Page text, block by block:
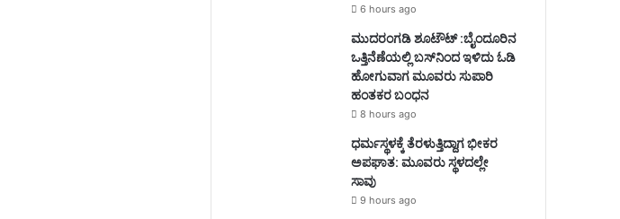
6 hours ago
ಮುದರಂಗಡಿ ಶೂಟೌಟ್ :ಬೈಂದೂರಿನ
ಒತ್ತಿನೆಣೆಯಲ್ಲಿ ಬಸ್‌ನಿಂದ ಇಳಿದು ಓಡಿ
ಹೋಗುವಾಗ ಮೂವರು ಸುಪಾರಿ
ಹಂತಕರ ಬಂಧನ
8 hours ago
ಧರ್ಮಸ್ಥಳಕ್ಕೆ ತೆರಳುತ್ತಿದ್ದಾಗ ಭೀಕರ
ಅಪಘಾತ: ಮೂವರು ಸ್ಥಳದಲ್ಲೇ
ಸಾವು
9 hours ago